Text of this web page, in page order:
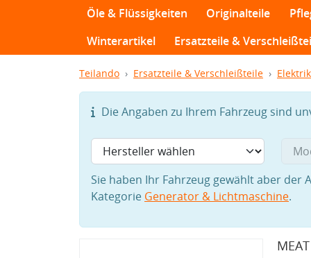
Öle & Flüssigkeiten
Originalteile
Winterartikel
Ersatzteile &
Teilando Ersatzteile & Verschleißteile Elektrik
Die Angaben zu Ihrem Fahrzeug sind
Sie haben Ihr Fahrzeug gewählt aber der
Kategorie Generator & Lichtmaschine.